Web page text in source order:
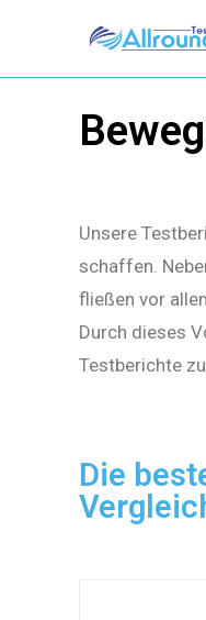
Unsere
schaffen.
fließen vor
Durch dieses
Testberichte
Die